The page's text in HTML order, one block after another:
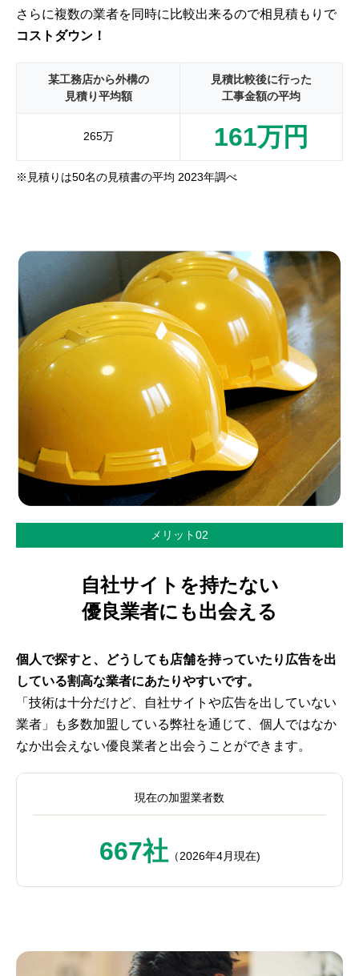
さらに複数の業者を同時に比較出来るので相見積もりで
コストダウン！
某工務店から外構の
見積り平均額
見積比較後に行った
工事金額の平均
265万 161万円
※見積りは50名の見積書の平均 2023年調べ
メリット02
自社サイトを持たない
優良業者にも出会える
個人で探すと、どうしても店舗を持っていたり広告を出
している割高な業者にあたりやすいです。
「技術は十分だけど、自社サイトや広告を出していない
業者」も多数加盟している弊社を通じて、個人ではなか
なか出会えない優良業者と出会うことができます。
現在の加盟業者数
667社 （2026年4月現在)